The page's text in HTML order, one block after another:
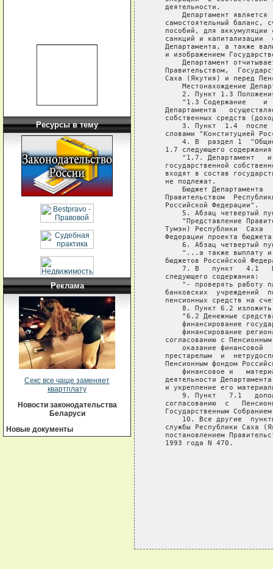
Ресурсы в тему
Реклама
Секс все чаще заменяет
квартплату
Новости законодательства
Беларуси
Новые документы
   деятельности.
Департамент является
самостоятельный баланс,
пособий, для аккумуляции
санкций и капитализации
Департамента, а также
и изображением
Департамент
Правительством,
Саха (Якутия) и перед
Местонахождение
2. Пункт 1.3
"1.3 Содержание    и
Департамента
собственных средств
3. Пункт  1.4  после
словами "Конституцией
4. В  раздел 1
1.7 следующего
"1.7. Департамент
государственной
входят в состав
   не подлежат.
Бюджет Департамента
Правительством
   Российской Федерации".
5. Абзац четвертый
"Представление
Тумэн) Республики  Саха
Федерации проекта
6. Абзац четвертый
"...а также выплату
бюджетов Российской
7. В   пункт   4.1
   следующего содержания:
"- проверять работу
банковских  учреждений
пенсионных средств на
8. Пункт 6.2
"6.2 Денежные
финансирование
финансирование
согласованию с
оказание финансовой
престарелым  и
Пенсионным фондом
финансовое и
деятельности
и укрепление его
9. Пункт   7.1
согласованию  с
Государственным
10. Все другие
службы Республики Саха
постановлением
   1993 года N 470.